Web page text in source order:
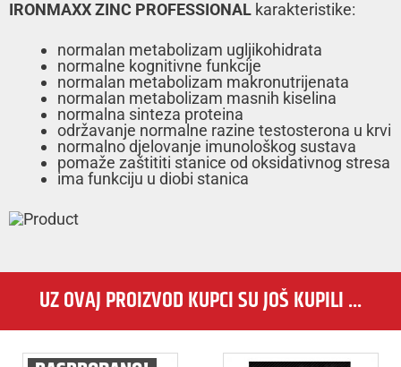
IRONMAXX ZINC PROFESSIONAL karakteristike:
normalan metabolizam ugljikohidrata
normalne kognitivne funkcije
normalan metabolizam makronutrijenata
normalan metabolizam masnih kiselina
normalna sinteza proteina
održavanje normalne razine testosterona u krvi
normalno djelovanje imunološkog sustava
pomaže zaštititi stanice od oksidativnog stresa
ima funkciju u diobi stanica
UZ OVAJ PROIZVOD KUPCI SU JOŠ KUPILI ...